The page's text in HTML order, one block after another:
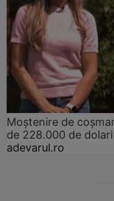
Moștenire de
de 228.000 de
adevarul.ro